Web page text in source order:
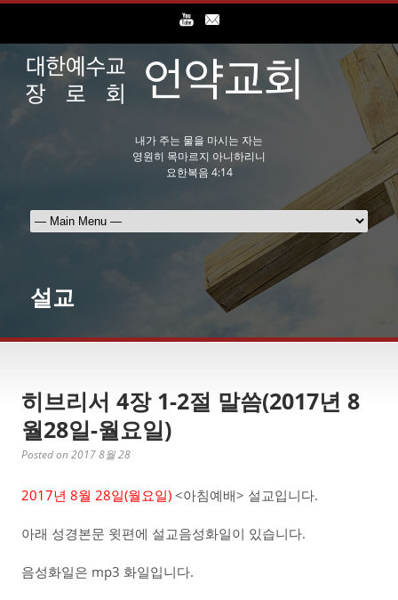
내가 주는 물을 마시는 자는
영원히 목마르지 아니하리니
요한복음 4:14
설교
히브리서 4장 1-2절 말씀(2017년 8
월28일-월요일)
Posted on 2017 8월 28
2017년 8월 28일(월요일) <아침예배> 설교입니다.
아래 성경본문 윗편에 설교음성화일이 있습니다.
음성화일은 mp3 화일입니다.